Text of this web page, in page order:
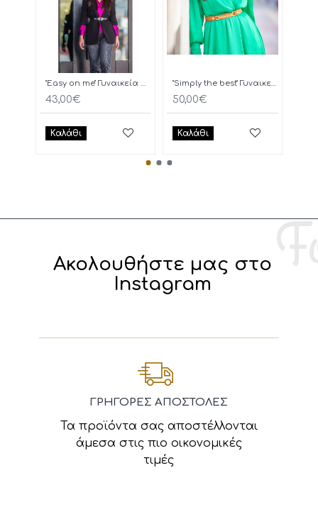
"Easy on me" Γυναικεία Ζώνη
43,00€
Καλάθι
"Simply the best" Γυναικεία Ζώνη
50,00€
Καλάθι
Ακολουθήστε μας στο
Instagram
ΓΡΗΓΟΡΕΣ ΑΠΟΣΤΟΛΕΣ
Τα προϊόντα σας αποστέλλονται
άμεσα στις πιο οικονομικές
τιμές